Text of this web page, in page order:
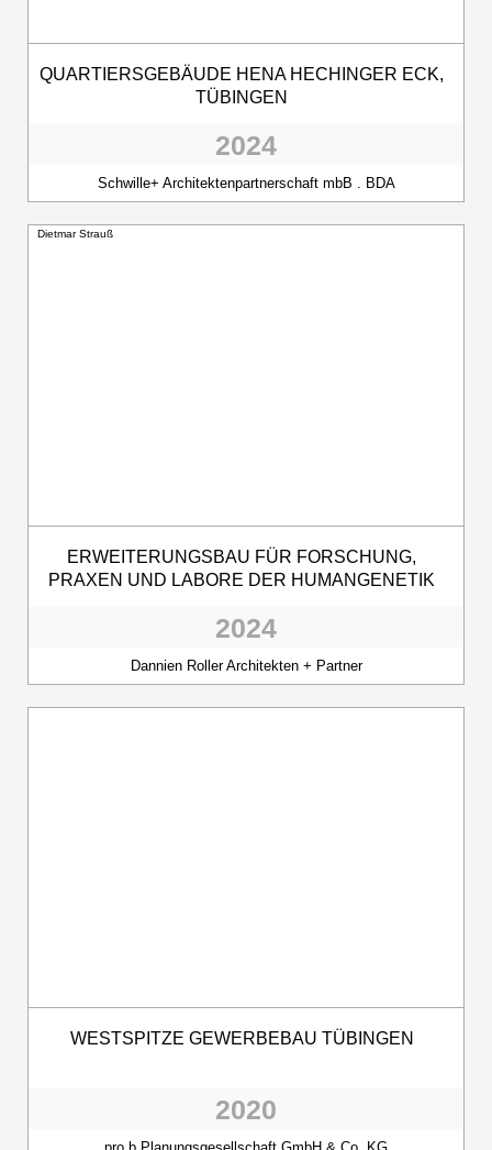
QUARTIERSGEBÄUDE HENA HECHINGER ECK,
TÜBINGEN
2024
Schwille+ Architektenpartnerschaft mbB . BDA
Dietmar Strauß
ERWEITERUNGSBAU FÜR FORSCHUNG,
PRAXEN UND LABORE DER HUMANGENETIK
2024
Dannien Roller Architekten + Partner
WESTSPITZE GEWERBEBAU TÜBINGEN
2020